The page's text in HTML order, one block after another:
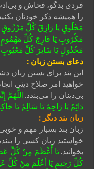
فردی بدگو، فحاش و بی‌ادب
را همیشه ذکر خودتان
مَخْلُوقٍ یَا رَازِقَ کُلِّ
مَکْرُوبٍ یَا فَارِجَ کُلِّ
مَخْذُولٍ یَا سَاتِرَ کُلِّ
دعای بستن زبان :
این بند برای بستن
خواهید امر صلاح دینی
بی‌دینان را می‌بندد. اللَّهُمَّ
دَائِمُ یَا رَاحِمُ یَا سَالِمُ یَا
زبان بند دیگر :
زبان بند بسیار مهم و
خواستید زبان کسی را
بخوانید.یَا أَعْظَمَ مِنْ کُلِّ
کُلِّ رَحِیمٍ یَا أَعْلَمَ مِنْ کُلِّ